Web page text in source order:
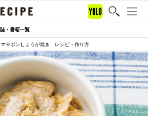
・書籍一覧
マヨポンしょうが焼き レシピ・作り方